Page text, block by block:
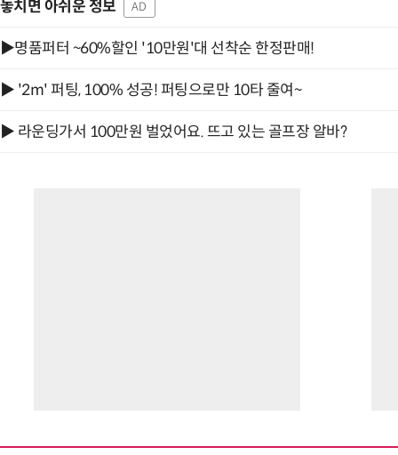
놓치면 아쉬운 정보 AD
▶명품퍼터 ~60%할인 '10만원'대 선착순 한정판매!
▶ '2m' 퍼팅, 100% 성공! 퍼팅으로만 10타 줄여~
▶ 라운딩가서 100만원 벌었어요. 뜨고 있는 골프장 알바?